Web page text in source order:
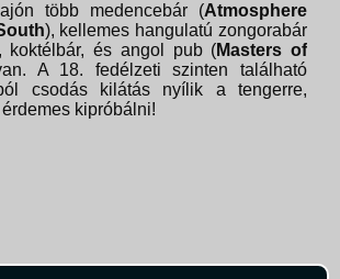
több medencebár (Atmosphere
), kellemes hangulatú zongorabár
koktélbár, és angol pub (Masters of
A 18. fedélzeti szinten található
csodás kilátás nyílik a tengerre,
kipróbálni!